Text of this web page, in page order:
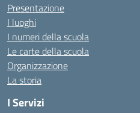
Presentazione
I luoghi
I numeri della scuola
Le carte della scuola
Organizzazione
La storia
I Servizi